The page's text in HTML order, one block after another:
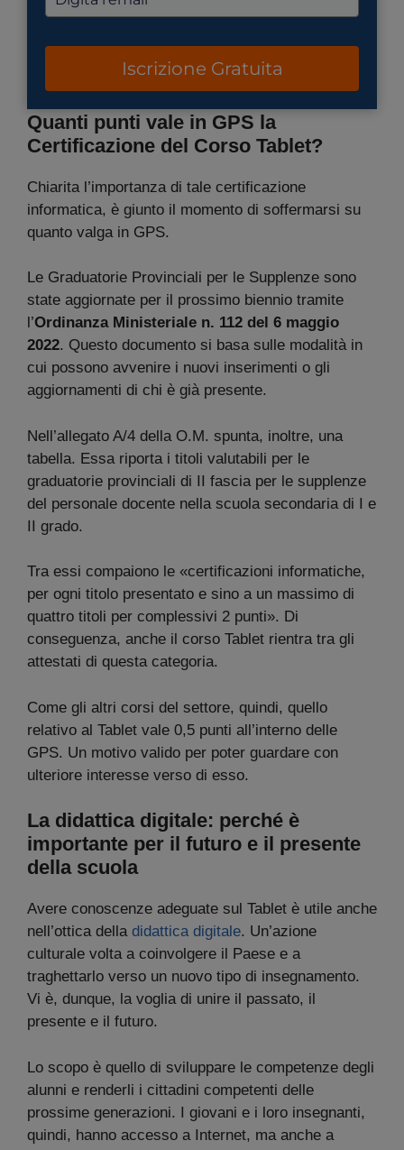
Iscrizione Gratuita
Quanti punti vale in GPS la
Certificazione del Corso Tablet?
Chiarita l’importanza di tale certificazione
informatica, è giunto il momento di soffermarsi su
quanto valga in GPS.
Le Graduatorie Provinciali per le Supplenze sono
state aggiornate per il prossimo biennio tramite
l’Ordinanza Ministeriale n. 112 del 6 maggio
2022. Questo documento si basa sulle modalità in
cui possono avvenire i nuovi inserimenti o gli
aggiornamenti di chi è già presente.
Nell’allegato A/4 della O.M. spunta, inoltre, una
tabella. Essa riporta i titoli valutabili per le
graduatorie provinciali di II fascia per le supplenze
del personale docente nella scuola secondaria di I e
II grado.
Tra essi compaiono le «certificazioni informatiche,
per ogni titolo presentato e sino a un massimo di
quattro titoli per complessivi 2 punti». Di
conseguenza, anche il corso Tablet rientra tra gli
attestati di questa categoria.
Come gli altri corsi del settore, quindi, quello
relativo al Tablet vale 0,5 punti all’interno delle
GPS. Un motivo valido per poter guardare con
ulteriore interesse verso di esso.
La didattica digitale: perché è
importante per il futuro e il presente
della scuola
Avere conoscenze adeguate sul Tablet è utile anche
nell’ottica della didattica digitale. Un’azione
culturale volta a coinvolgere il Paese e a
traghettarlo verso un nuovo tipo di insegnamento.
Vi è, dunque, la voglia di unire il passato, il
presente e il futuro.
Lo scopo è quello di sviluppare le competenze degli
alunni e renderli i cittadini competenti delle
prossime generazioni. I giovani e i loro insegnanti,
quindi, hanno accesso a Internet, ma anche a